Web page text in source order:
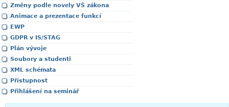
Změny podle novely VŠ zákona
Animace a prezentace funkcí
EWP
GDPR v IS/STAG
Plán vývoje
Soubory a studenti
XML schémata
Přístupnost
Přihlášení na seminář